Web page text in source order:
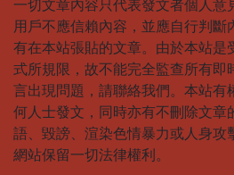
一切文章內容只代表發文者個人意
用戶不應信賴內容，並應自行判斷
有在本站張貼的文章。由於本站是
式所規限，故不能完全監查所有即
言出現問題，請聯絡我們。本站有
何人士發文，同時亦有不刪除文章
語、毀謗、渲染色情暴力或人身攻
網站保留一切法律權利。